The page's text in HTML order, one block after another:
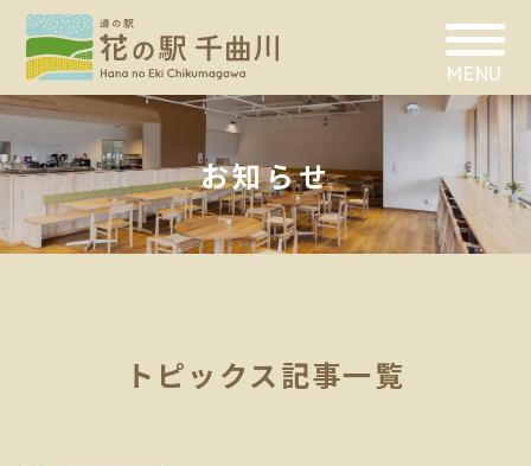
MENU
お知らせ
トピックス記事一覧